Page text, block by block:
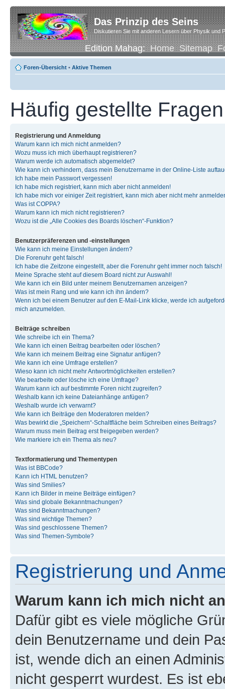
Das Prinzip des Seins
Diskutieren Sie mit anderen Lesern über Physik und
Edition Mahag:Home Sitemap
Foren-Übersicht • Aktive Themen
Häufig gestellte Fragen
Registrierung und Anmeldung
Warum kann ich mich nicht anmelden?
Wozu muss ich mich überhaupt registrieren?
Warum werde ich automatisch abgemeldet?
Wie kann ich verhindern, dass mein Benutzername in der Online-Liste
Ich habe mein Passwort vergessen!
Ich habe mich registriert, kann mich aber nicht anmelden!
Ich habe mich vor einiger Zeit registriert, kann mich aber nicht mehr
Was ist COPPA?
Warum kann ich mich nicht registrieren?
Wozu ist die „Alle Cookies des Boards löschen“-Funktion?
Benutzerpräferenzen und -einstellungen
Wie kann ich meine Einstellungen ändern?
Die Forenuhr geht falsch!
Ich habe die Zeitzone eingestellt, aber die Forenuhr geht immer noch falsch!
Meine Sprache steht auf diesem Board nicht zur Auswahl!
Wie kann ich ein Bild unter meinem Benutzernamen anzeigen?
Was ist mein Rang und wie kann ich ihn ändern?
Wenn ich bei einem Benutzer auf den E-Mail-Link klicke, werde ich
mich anzumelden.
Beiträge schreiben
Wie schreibe ich ein Thema?
Wie kann ich einen Beitrag bearbeiten oder löschen?
Wie kann ich meinem Beitrag eine Signatur anfügen?
Wie kann ich eine Umfrage erstellen?
Wieso kann ich nicht mehr Antwortmöglichkeiten erstellen?
Wie bearbeite oder lösche ich eine Umfrage?
Warum kann ich auf bestimmte Foren nicht zugreifen?
Weshalb kann ich keine Dateianhänge anfügen?
Weshalb wurde ich verwarnt?
Wie kann ich Beiträge den Moderatoren melden?
Was bewirkt die „Speichern“-Schaltfläche beim Schreiben eines Beitrags?
Warum muss mein Beitrag erst freigegeben werden?
Wie markiere ich ein Thema als neu?
Textformatierung und Thementypen
Was ist BBCode?
Kann ich HTML benutzen?
Was sind Smilies?
Kann ich Bilder in meine Beiträge einfügen?
Was sind globale Bekanntmachungen?
Was sind Bekanntmachungen?
Was sind wichtige Themen?
Was sind geschlossene Themen?
Was sind Themen-Symbole?
Registrierung und
Warum kann ich mich nicht
Dafür gibt es viele mögliche
dein Benutzername und dein
ist, wende dich an einen
nicht gesperrt wurdest. Es ist